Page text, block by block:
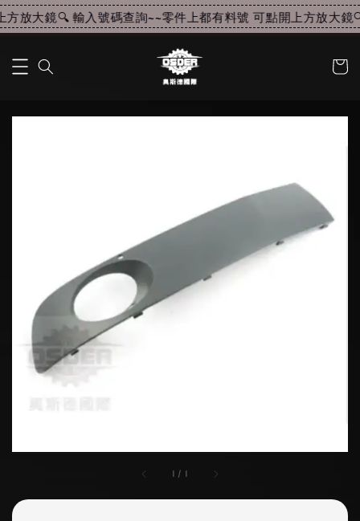
放大鏡🔍 輸入號碼查詢~~零件上都有料號 可點開上方放大鏡
1 / 1